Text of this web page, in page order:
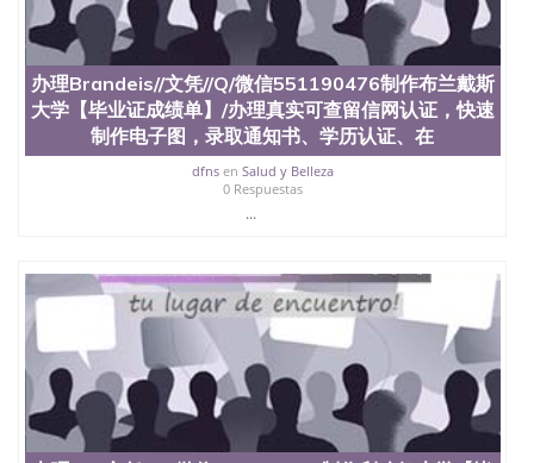
University）圣何塞州立大学成绩单（San Jose State
University）圣何塞州立大学成绩单（ San Jose State
University）圣何塞州立大学成绩单（San Jose State
University）成绩单圣何塞州立大学文凭（San Jose
State University）圣何塞州立大学（San Jose State
University）圣何塞州立大学（San Jose State
University）圣何塞州立大学（ San Jose State
University）圣何塞州立大学（San Jose State
University）圣何塞州立大学文凭（San Jose State
State University）圣何塞州立大学学历（ San Jose
State University）圣何塞州立大学学历（San Jose
State University）圣何塞州立大学学历（San Jose
State University）圣 塞州立大学学历（San Jose
State University）圣何塞州立大学（San Jose State
University）圣何塞州立大学（San Jose State
University）圣何塞州立大学（San Jose State
University）圣何塞州立大学（San Jose State
University）圣何塞州立大学学位证（San Jose State
办理Brandeis//文凭//Q/微信551190476制作布兰戴斯
大学【毕业证成绩单】/办理真实可查留信网认证，快速
制作电子图，录取通知书、学历认证、在
dfnsen Salud y Belleza
0 Respuestas
...